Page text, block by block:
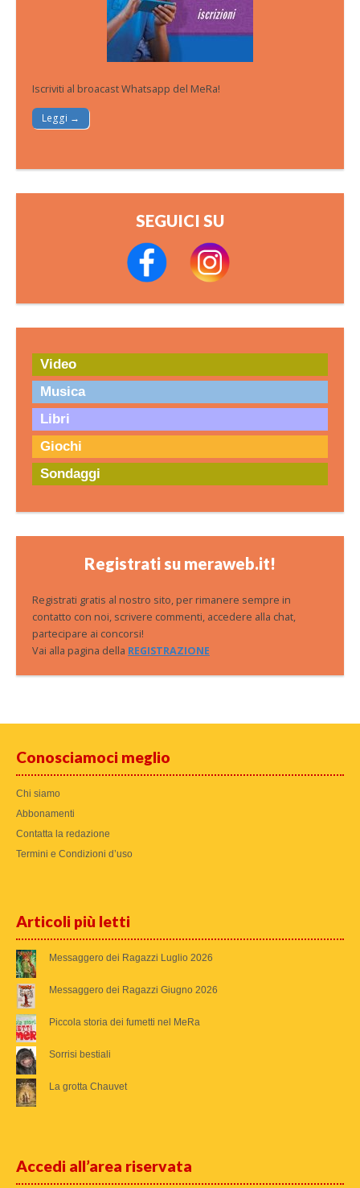
Iscriviti al broacast Whatsapp del MeRa!
Leggi →
SEGUICI SU
Video
Musica
Libri
Giochi
Sondaggi
Registrati su meraweb.it!
Registrati gratis al nostro sito, per rimanere sempre in
contatto con noi, scrivere commenti, accedere alla chat,
partecipare ai concorsi!
Vai alla pagina della REGISTRAZIONE
Conosciamoci meglio
Chi siamo
Abbonamenti
Contatta la redazione
Termini e Condizioni d’uso
Articoli più letti
Messaggero dei Ragazzi Luglio 2026
Messaggero dei Ragazzi Giugno 2026
Piccola storia dei fumetti nel MeRa
Sorrisi bestiali
La grotta Chauvet
Accedi all’area riservata